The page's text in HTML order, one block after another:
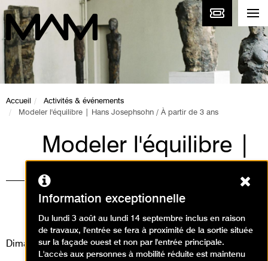
Accueil
Activités & événements
Modeler l'équilibre | Hans Josephsohn / À partir de 3 ans
Modeler l'équilibre |
Hans Josephsohn /
À partir de 3 ans
Animations / Créer en famille
Dimanche 16 février 2025
Information exceptionnelle
Du lundi 3 août au lundi 14 septembre inclus en raison
de travaux, l'entrée se fera à proximité de la sortie située
sur la façade ouest et non par l'entrée principale.
L'accès aux personnes à mobilité réduite est maintenu